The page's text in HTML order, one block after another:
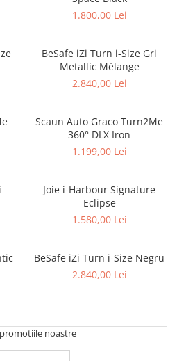
1.800,00 Lei
BeSafe iZi Turn i-Size Gri
Metallic Mélange
2.840,00 Lei
Scaun Auto Graco Turn2Me
360° DLX Iron
1.199,00 Lei
Joie i-Harbour Signature
Eclipse
1.580,00 Lei
BeSafe iZi Turn i-Size Negru
2.840,00 Lei
noastre